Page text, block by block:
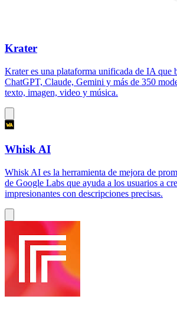
Krater
Krater es una plataforma unificada de IA que
ChatGPT, Claude, Gemini y más de 350
texto, imagen, video y música.
Whisk AI
Whisk AI es la herramienta de mejora de
de Google Labs que ayuda a los usuarios a
impresionantes con descripciones precisas.